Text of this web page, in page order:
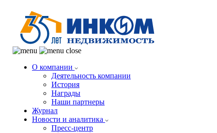
О компании
Деятельность компании
История
Награды
Наши партнеры
Журнал
Новости и аналитика
Пресс-центр